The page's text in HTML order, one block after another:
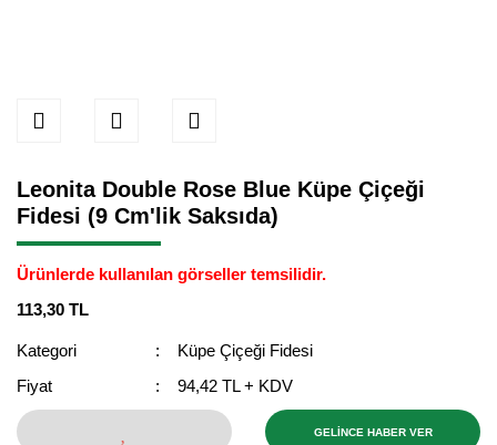
Leonita Double Rose Blue Küpe Çiçeği
Fidesi (9 Cm'lik Saksıda)
Ürünlerde kullanılan görseller temsilidir.
113,30 TL
Kategori
Küpe Çiçeği Fidesi
Fiyat
94,42 TL + KDV
GELİNCE HABER VER